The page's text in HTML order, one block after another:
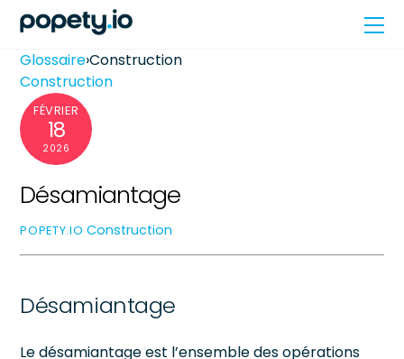
Skip
content
Glossaire›Construction
Construction
FÉVRIER
18
2026
Désamiantage
POPETY.IO Construction
Désamiantage
Le désamiantage est l’ensemble des opérations